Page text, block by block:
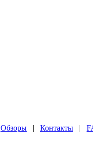
Обзоры | Контакты |